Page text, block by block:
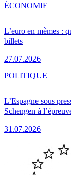
L’euro en mèmes :
billets
27.07.2026
ÉCONOMIE
L’Espagne sous
Schengen à
31.07.2026
POLITIQUE